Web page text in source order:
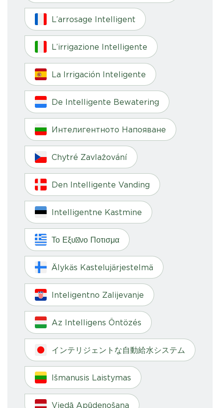
L’arrosage Intelligent
L’irrigazione Intelligente
La Irrigación Inteligente
De Intelligente Bewatering
Интелигентното Напояване
Chytré Zavlažování
Den Intelligente Vanding
Intelligentne Kastmine
Το Εξυπνο Ποτισμα
Älykäs Kastelujärjestelmä
Inteligentno Zalijevanje
Az Intelligens Öntözés
インテリジェントな自動給水システム
Išmanusis Laistymas
Viedā Apūdeņošana